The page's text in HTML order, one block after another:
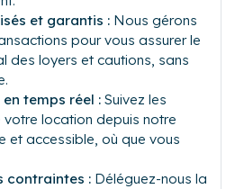
et garantis : Nous gérons
pour vous assurer le
des loyers et cautions, sans
temps réel : Suivez les
location depuis notre
et accessible, où que vous
contraintes : Déléguez-nous la